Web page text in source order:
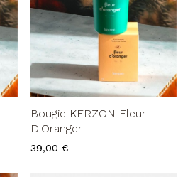
Bougie KERZON Fleur
D'Oranger
Prix
39,00 €